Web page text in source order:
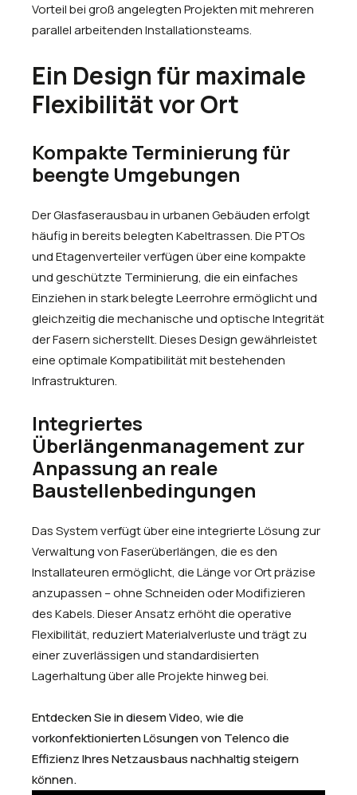
Vorteil bei groß angelegten Projekten mit mehreren
parallel arbeitenden Installationsteams.
Ein Design für maximale
Flexibilität vor Ort
Kompakte Terminierung für
beengte Umgebungen
Der Glasfaserausbau in urbanen Gebäuden erfolgt
häufig in bereits belegten Kabeltrassen. Die PTOs
und Etagenverteiler verfügen über eine kompakte
und geschützte Terminierung, die ein einfaches
Einziehen in stark belegte Leerrohre ermöglicht und
gleichzeitig die mechanische und optische Integrität
der Fasern sicherstellt. Dieses Design gewährleistet
eine optimale Kompatibilität mit bestehenden
Infrastrukturen.
Integriertes
Überlängenmanagement zur
Anpassung an reale
Baustellenbedingungen
Das System verfügt über eine integrierte Lösung zur
Verwaltung von Faserüberlängen, die es den
Installateuren ermöglicht, die Länge vor Ort präzise
anzupassen – ohne Schneiden oder Modifizieren
des Kabels. Dieser Ansatz erhöht die operative
Flexibilität, reduziert Materialverluste und trägt zu
einer zuverlässigen und standardisierten
Lagerhaltung über alle Projekte hinweg bei.
Entdecken Sie in diesem Video, wie die
vorkonfektionierten Lösungen von Telenco die
Effizienz Ihres Netzausbaus nachhaltig steigern
können.